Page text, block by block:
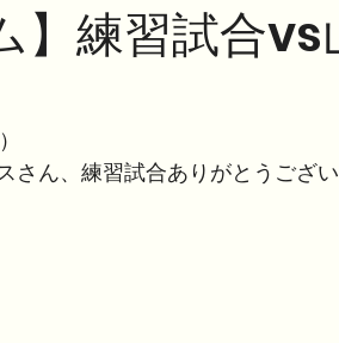
】練習試合
さん、練習試合ありがとうござ